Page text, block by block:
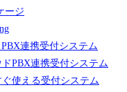
ージ
連携受付システム
PBX連携受付システム
使える受付システム